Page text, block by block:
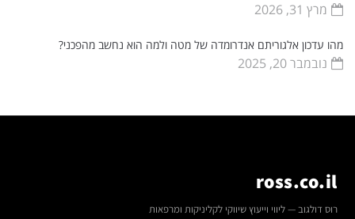
מרץ 31, 2026
מהו עדכון אלגוריתם אנדרומדה של מטה ולמה הוא נחשב מהפכני?
נובמבר 20, 2025
ross.co.il
רוס דולגוב — ליווי וייעוץ שיווקי לקליניקות ומרפאות